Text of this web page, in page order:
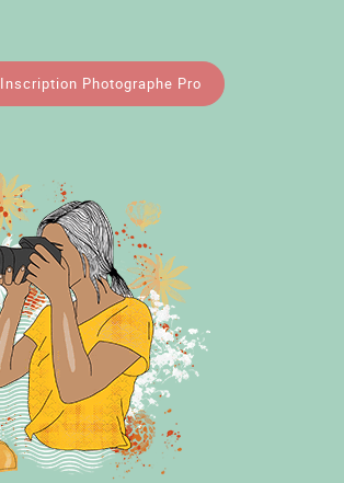
Inscription Photographe Pro